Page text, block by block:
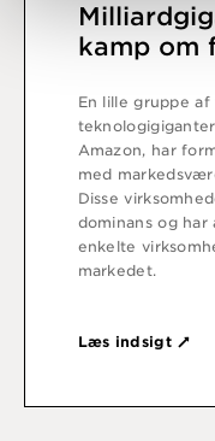
kamp om
En lille gruppe
Amazon, har
med
Disse
dominans og
enkelte
markedet.
Læs indsigt